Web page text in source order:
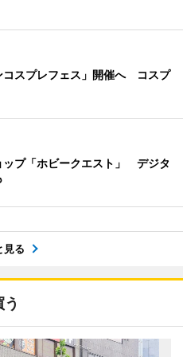
コスプレフェス」開催へ コスプ
ップ「ホビークエスト」 デジタ
見る
う